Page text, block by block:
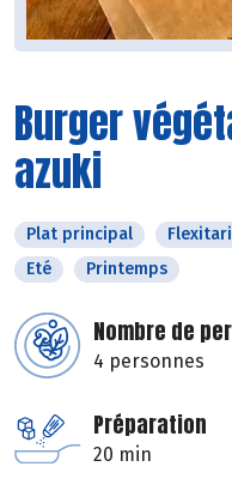
Burger
azuki
Plat principal
Eté
Printemps
Nombre de
4 personnes
Préparation
20 min